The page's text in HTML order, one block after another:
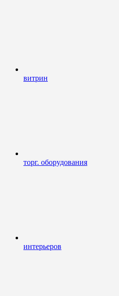
витрин
торг. оборудования
интерьеров